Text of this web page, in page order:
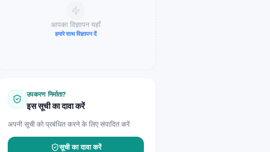
आपका विज्ञापन यहाँ
हमारे साथ विज्ञापन दें
उपकरण निर्माता?
इस सूची का दावा करें
अपनी सूची को प्रबंधित करने के लिए संपादित करें
सूची का दावा करें